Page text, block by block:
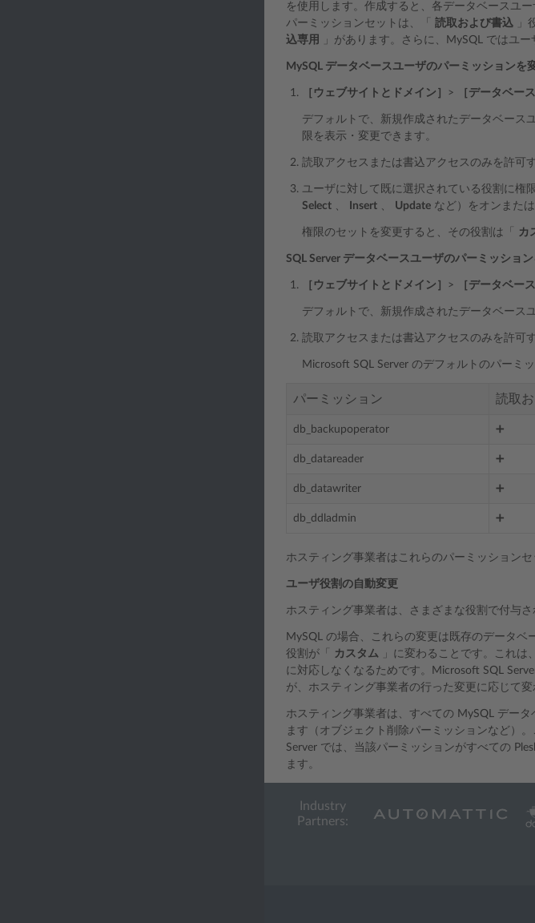
を使用します。作成すると、各データベースユ
パーミッションセットは、「 読取および書込 」
込専用
」があります。さらに、MySQL ではユ
MySQL データベースユーザのパーミッションを
［ウェブサイトとドメイン］ > ［データベース
デフォルトで、新規作成されたデータベース
限を表示・変更できます。
読取アクセスまたは書込アクセスのみを許可
ユーザに対して既に選択されている役割に権
Select 、 Insert 、 Update など）をオンまた
権限のセットを変更すると、その役割は「 カ
SQL Server データベースユーザのパーミッション
［ウェブサイトとドメイン］ > ［データベース
デフォルトで、新規作成されたデータベース
読取アクセスまたは書込アクセスのみを許可
Microsoft SQL Server のデフォルトのパーミ
パーミッション 読取
db_backupoperator ➕
db_datareader ➕
db_datawriter ➕
db_ddladmin ➕
ホスティング事業者はこれらのパーミッションセ
ユーザ役割の自動変更
ホスティング事業者は、さまざまな役割で付与
MySQL の場合、これらの変更は既存のデータ
役割が「
カスタム 」に変わることです。これは
に対応しなくなるためです。Microsoft SQL
が、ホスティング事業者の行った変更に応じて変
ホスティング事業者は、すべての MySQL デー
ます（オブジェクト削除パーミッションなど）
Server では、当該パーミッションがすべての
ます。
Industry
Partners: